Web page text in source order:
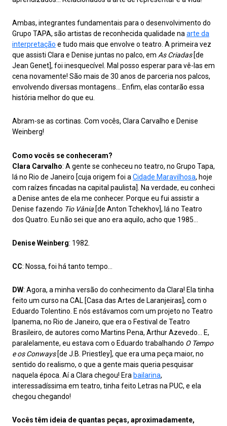
Ambas, integrantes fundamentais para o desenvolvimento do
Grupo TAPA, são artistas de reconhecida qualidade na arte da
interpretação e tudo mais que envolve o teatro. A primeira vez
que assisti Clara e Denise juntas no palco, em As Criadas[de
Jean Genet], foi inesquecível. Mal posso esperar para vê-las em
cena novamente! São mais de 30 anos de parceria nos palcos,
envolvendo diversas montagens… Enfim, elas contarão essa
história melhor do que eu.
Abram-se as cortinas. Com vocês, Clara Carvalho e Denise
Weinberg!
Como vocês se conheceram?
Clara Carvalho: A gente se conheceu no teatro, no Grupo Tapa,
lá no Rio de Janeiro [cuja origem foi a Cidade Maravilhosa, hoje
com raízes fincadas na capital paulista]. Na verdade, eu conheci
a Denise antes de ela me conhecer. Porque eu fui assistir a
Denise fazendo Tio Vânia [de Anton Tchekhov], lá no Teatro
dos Quatro. Eu não sei que ano era aquilo, acho que 1985…
Denise Weinberg: 1982.
CC: Nossa, foi há tanto tempo…
DW: Agora, a minha versão do conhecimento da Clara! Ela tinha
feito um curso na CAL [Casa das Artes de Laranjeiras], com o
Eduardo Tolentino. E nós estávamos com um projeto no Teatro
Ipanema, no Rio de Janeiro, que era o Festival de Teatro
Brasileiro, de autores como Martins Pena, Arthur Azevedo… E,
paralelamente, eu estava com o Eduardo trabalhando O Tempo
e os Conways[de J.B. Priestley], que era uma peça maior, no
sentido do realismo, o que a gente mais queria pesquisar
naquela época. Aí a Clara chegou! Era bailarina,
interessadíssima em teatro, tinha feito Letras na PUC, e ela
chegou chegando!
Vocês têm ideia de quantas peças, aproximadamente,